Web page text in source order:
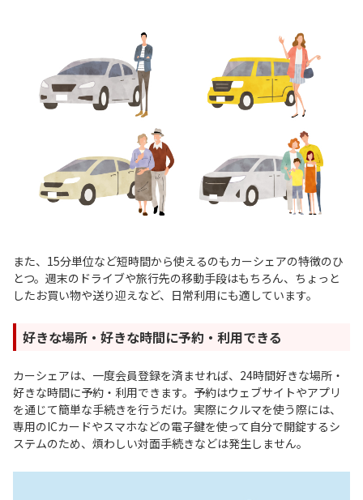
また、15分単位など短時間から使えるのもカーシェアの特徴のひ
とつ。週末のドライブや旅行先の移動手段はもちろん、ちょっと
したお買い物や送り迎えなど、日常利用にも適しています。
好きな場所・好きな時間に予約・利用できる
カーシェアは、一度会員登録を済ませれば、24時間好きな場所・
好きな時間に予約・利用できます。予約はウェブサイトやアプリ
を通じて簡単な手続きを行うだけ。実際にクルマを使う際には、
専用のICカードやスマホなどの電子鍵を使って自分で開錠するシ
ステムのため、煩わしい対面手続きなどは発生しません。